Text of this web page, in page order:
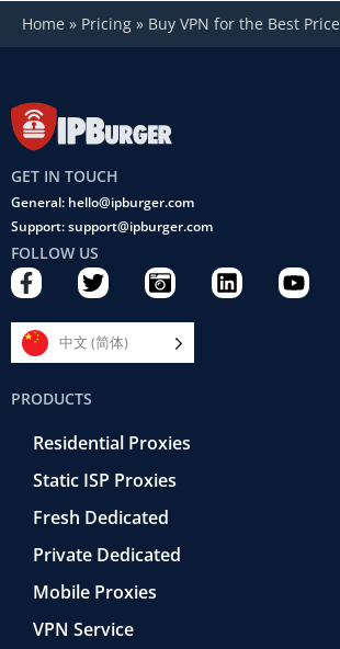
Home » Pricing » Buy VPN for the Best Price
GET IN TOUCH
General: hello@ipburger.com
Support: support@ipburger.com
FOLLOW US
F
a
c
e
b
o
o
k
T
w
i
t
t
C
a
m
r
e
t
r
o
L
i
Y
o
中文 (简体)
PRODUCTS
Residential Proxies
Static ISP Proxies
Fresh Dedicated
Private Dedicated
Mobile Proxies
VPN Service